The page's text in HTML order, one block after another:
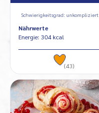
Schwierigkeitsgrad: unkompliziert
Nährwerte
Energie: 304 kcal
(43)